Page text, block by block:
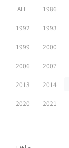
ALL 1986
1992 1993
1999 2000
2006 2007
2013 2014
2020 2021